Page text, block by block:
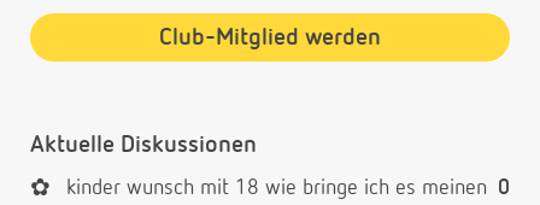
Club-Mitglied werden
Aktuelle Diskussionen
0
✿
kinder wunsch mit 18 wie bringe ich es meinen